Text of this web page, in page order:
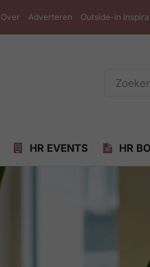
Over Adverteren Outside-in
HR EVENTS HR